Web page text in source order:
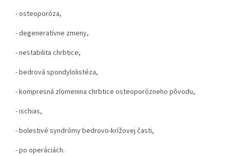
- osteoporóza,
- degeneratívne zmeny,
- nestabilita chrbtice,
- bedrová spondylolistéza,
- kompresná zlomenina chrbtice osteoporózneho pôvodu,
- ischias,
- bolestivé syndrómy bedrovo-krížovej časti,
- po operáciách.